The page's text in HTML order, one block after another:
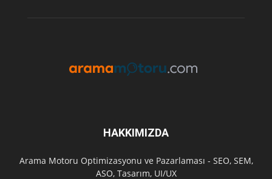
HAKKIMIZDA
Arama Motoru Optimizasyonu ve Pazarlaması - SEO, SEM,
ASO, Tasarım, UI/UX